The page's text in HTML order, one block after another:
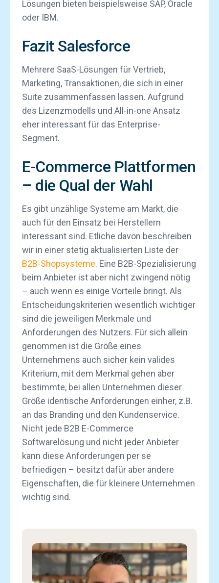
Lösungen bieten beispielsweise SAP, Oracle
oder IBM.
Fazit Salesforce
Mehrere SaaS-Lösungen für Vertrieb,
Marketing, Transaktionen, die sich in einer
Suite zusammenfassen lassen. Aufgrund
des Lizenzmodells und All-in-one Ansatz
eher interessant für das Enterprise-
Segment.
E-Commerce Plattformen
– die Qual der Wahl
Es gibt unzählige Systeme am Markt, die
auch für den Einsatz bei Herstellern
interessant sind. Etliche davon beschreiben
wir in einer stetig aktualisierten Liste der
B2B-Shopsysteme. Eine B2B-Spezialisierung
beim Anbieter ist aber nicht zwingend nötig
– auch wenn es einige Vorteile bringt. Als
Entscheidungskriterien wesentlich wichtiger
sind die jeweiligen Merkmale und
Anforderungen des Nutzers. Für sich allein
genommen ist die Größe eines
Unternehmens auch sicher kein valides
Kriterium, mit dem Merkmal gehen aber
bestimmte, bei allen Unternehmen dieser
Größe identische Anforderungen einher, z.B.
an das Branding und den Kundenservice.
Nicht jede B2B E-Commerce
Softwarelösung und nicht jeder Anbieter
kann diese Anforderungen per se
befriedigen – besitzt dafür aber andere
Eigenschaften, die für kleinere Unternehmen
wichtig sind.